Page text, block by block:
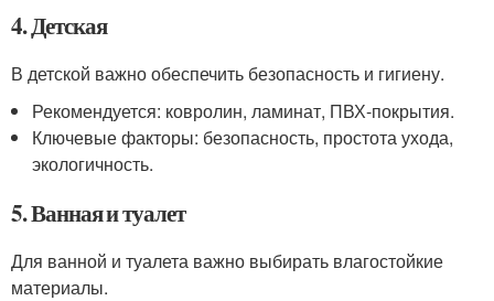
4. Детская
В детской важно обеспечить безопасность и гигиену.
Рекомендуется: ковролин, ламинат, ПВХ-покрытия.
Ключевые факторы: безопасность, простота ухода,
экологичность.
5. Ванная и туалет
Для ванной и туалета важно выбирать влагостойкие
материалы.